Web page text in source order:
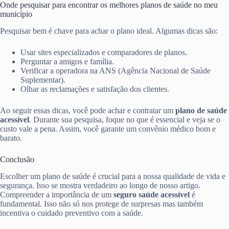
Onde pesquisar para encontrar os melhores planos de saúde no meu
município
Pesquisar bem é chave para achar o plano ideal. Algumas dicas são:
Usar sites especializados e comparadores de planos.
Perguntar a amigos e família.
Verificar a operadora na ANS (Agência Nacional de Saúde
Suplementar).
Olhar as reclamações e satisfação dos clientes.
Ao seguir essas dicas, você pode achar e contratar um plano de saúde
acessível. Durante sua pesquisa, foque no que é essencial e veja se o
custo vale a pena. Assim, você garante um convênio médico bom e
barato.
Conclusão
Escolher um plano de saúde é crucial para a nossa qualidade de vida e
segurança. Isso se mostra verdadeiro ao longo de nosso artigo.
Compreender a importância de um seguro saúde acessível é
fundamental. Isso não só nos protege de surpresas mas também
incentiva o cuidado preventivo com a saúde.